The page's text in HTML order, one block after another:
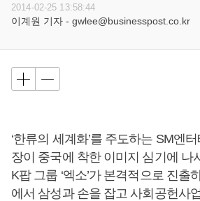
2014-02-25 13:58:44
이계원 기자 - gwlee@businesspost.co.kr
‘한류의 세계화’를 주도하는 SM엔
장이 중국에 착한 이미지 심기에 나
K팝 그룹 ‘엑소’가 본격적으로 진출
에서 삼성과 손을 잡고 사회공헌사